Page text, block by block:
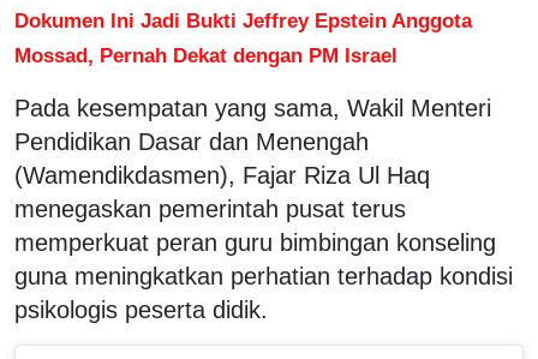
Dokumen Ini Jadi Bukti Jeffrey Epstein Anggota
Mossad, Pernah Dekat dengan PM Israel
Pada kesempatan yang sama, Wakil Menteri
Pendidikan Dasar dan Menengah
(Wamendikdasmen), Fajar Riza Ul Haq
menegaskan pemerintah pusat terus
memperkuat peran guru bimbingan konseling
guna meningkatkan perhatian terhadap kondisi
psikologis peserta didik.